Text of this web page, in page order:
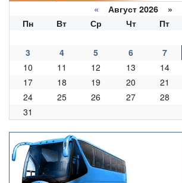
« Август 2026 »
Пн
Вт Ср Чт Пт
3
4 5 6 7
10
11 12 13 14
17
18 19 20 21
24
25 26 27 28
31